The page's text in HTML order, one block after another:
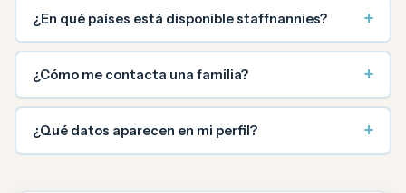
¿En qué países está disponible staffnannies? +
¿Cómo me contacta una familia? +
¿Qué datos aparecen en mi perfil? +